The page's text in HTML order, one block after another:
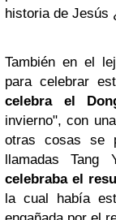
historia de Jesús
También en el
para celebrar
celebra el
invierno", con
otras cosas se
llamadas Tang
celebraba el
la cual había